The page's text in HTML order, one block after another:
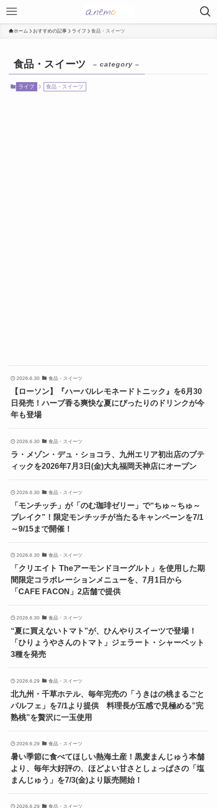
ホーム おすすめの記事 ライフ 食品・スイーツ
食品・スイーツ – category –
ライフ 食品・スイーツ
2026.6.30 食品・スイーツ
【ローソン】『ハーバルレモネードトニック』を6月30
日発売！ハーブ香る爽快な夏にぴったりのドリンクが今
年も登場
2026.6.30 食品・スイーツ
ラ・メゾン・デュ・ショコラ、九州エリア初出店のブテ
ィックを2026年7月3日(金)大丸福岡天神店にオープン
2026.6.30 食品・スイーツ
「モンチッチ」が「のむ珈琲ゼリー」で“ちゅ～ちゅ～
ブレイク”！限定モンチッチが当たるキャンペーンを7/1
～9/15まで開催！
2026.6.30 食品・スイーツ
「クリエイト Theアーモンドヨーグルト」を使用した期
間限定コラボレーションメニューを、7月1日から
「CAFE FACON」2店舗で提供
2026.6.30 食品・スイーツ
“夏に買えないトマト”が、ひんやりスイーツで登場！
「ひりょうやさんのトマト」ジェラート・シャーベット
3種を発売
2026.6.29 食品・スイーツ
北九州・千草ホテル、毎年完売の「うきはの桃まるごと
パルフェ」を7/1より提供 料理長が五感で見極める”完
熟桃”を贅沢に一玉使用
2026.6.29 食品・スイーツ
暑い季節に食べてほしい熱海土産！黒麦まんじゅう本舗
より、毎年大好評の、ほどよい甘さとしょっぱさの「塩
まんじゅう」を7/3(金)より販売開始！
2026.6.29 食品・スイーツ